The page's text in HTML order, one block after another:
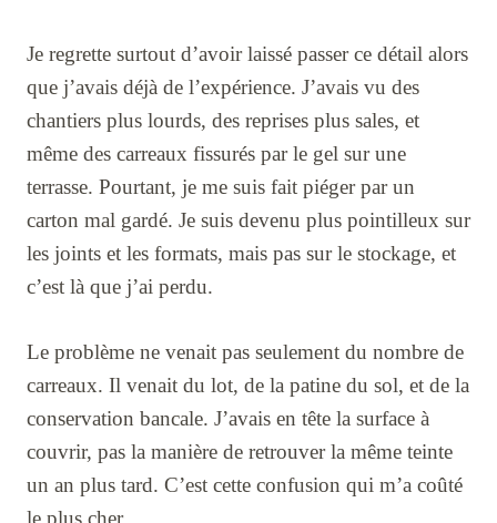
Je regrette surtout d’avoir laissé passer ce détail alors
que j’avais déjà de l’expérience. J’avais vu des
chantiers plus lourds, des reprises plus sales, et
même des carreaux fissurés par le gel sur une
terrasse. Pourtant, je me suis fait piéger par un
carton mal gardé. Je suis devenu plus pointilleux sur
les joints et les formats, mais pas sur le stockage, et
c’est là que j’ai perdu.
Le problème ne venait pas seulement du nombre de
carreaux. Il venait du lot, de la patine du sol, et de la
conservation bancale. J’avais en tête la surface à
couvrir, pas la manière de retrouver la même teinte
un an plus tard. C’est cette confusion qui m’a coûté
le plus cher.